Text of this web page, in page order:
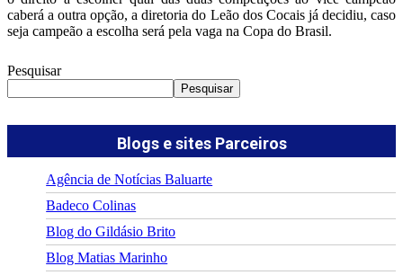
caberá a outra opção, a diretoria do Leão dos Cocais já decidiu, caso
seja campeão a escolha será pela vaga na Copa do Brasil.
Pesquisar
Pesquisar
Blogs e sites Parceiros
Agência de Notícias Baluarte
Badeco Colinas
Blog do Gildásio Brito
Blog Matias Marinho